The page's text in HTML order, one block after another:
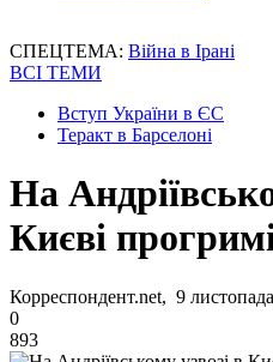
СПЕЦТЕМА: Війна в Ірані
ВСІ ТЕМИ
Вступ України в ЄС
Теракт в Барселоні
На
Києві
Корреспондент.net, 9
0
893